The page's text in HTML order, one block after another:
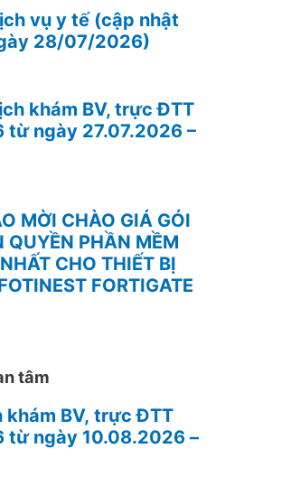
vụ y tế (cập nhật
28/07/2026)
khám BV, trực ĐTT
từ ngày 27.07.2026 –
MỜI CHÀO GIÁ GÓI
QUYỀN PHẦN MỀM
CHO THIẾT BỊ
FORTIGATE
tâm
khám BV, trực ĐTT
từ ngày 10.08.2026 –